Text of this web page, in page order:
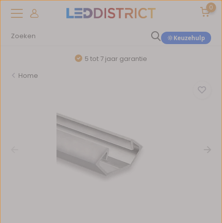
0
Keuzehulp
5 tot 7 jaar garantie
Home